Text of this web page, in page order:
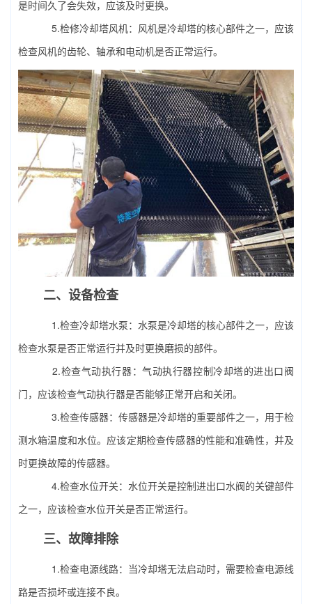
是时间久了会失效，应该及时更换。
5.检修冷却塔风机：风机是冷却塔的核心部件之一，应该
检查风机的齿轮、轴承和电动机是否正常运行。
二、设备检查
1.检查冷却塔水泵：水泵是冷却塔的核心部件之一，应该
检查水泵是否正常运行并及时更换磨损的部件。
2.检查气动执行器：气动执行器控制冷却塔的进出口阀
门，应该检查气动执行器是否能够正常开启和关闭。
3.检查传感器：传感器是冷却塔的重要部件之一，用于检
测水箱温度和水位。应该定期检查传感器的性能和准确性，并及
时更换故障的传感器。
4.检查水位开关：水位开关是控制进出口水阀的关键部件
之一，应该检查水位开关是否正常运行。
三、故障排除
1.检查电源线路：当冷却塔无法启动时，需要检查电源线
路是否损坏或连接不良。